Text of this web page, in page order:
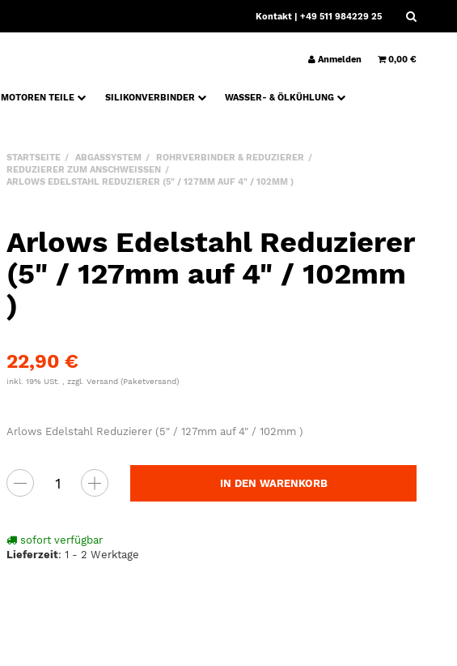
Kontakt | +49 511 984229 25
Anmelden 0,00 €
MOTOREN TEILE SILIKONVERBINDER
WASSER- & ÖLKÜHLUNG
STARTSEITE ABGASSYSTEM
ROHRVERBINDER & REDUZIERER
REDUZIERER ZUM ANSCHWEISSEN
ARLOWS EDELSTAHL REDUZIERER (5" / 127MM AUF 4" / 102MM )
Arlows Edelstahl Reduzierer
(5" / 127mm auf 4" / 102mm
)
22,90 €
inkl. 19% USt. , zzgl.Versand(Paketversand)
Arlows Edelstahl Reduzierer (5" / 127mm auf 4" / 102mm )
IN DEN WARENKORB
sofort verfügbar
Lieferzeit:1 - 2 Werktage